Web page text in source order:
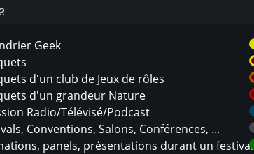
Geek
d'un club de Jeux de rôles
d'un grandeur Nature
Radio/Télévisé/Podcast
Conventions, Salons, Conférences, ...
panels, présentations durant un festival